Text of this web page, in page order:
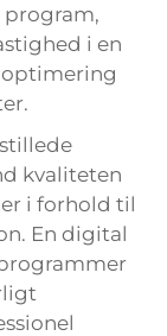
program,
i en
kvaliteten
i forhold til
En digital